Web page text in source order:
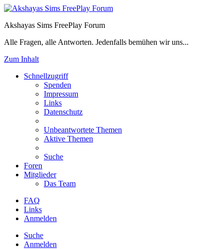
Akshayas Sims FreePlay Forum
Alle Fragen, alle Antworten. Jedenfalls bemühen wir uns...
Zum Inhalt
Schnellzugriff
Spenden
Impressum
Links
Datenschutz
Unbeantwortete Themen
Aktive Themen
Suche
Foren
Mitglieder
Das Team
FAQ
Links
Anmelden
Suche
Anmelden